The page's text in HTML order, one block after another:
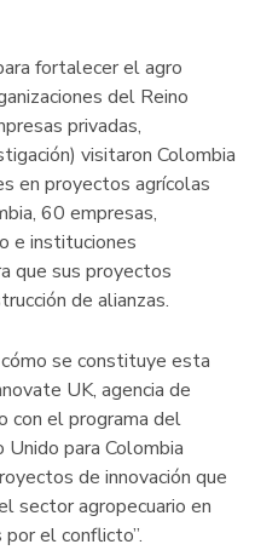
fortalecer el agro
del Reino
privadas,
visitaron Colombia
en proyectos agrícolas
60 empresas,
e instituciones
que sus proyectos
de alianzas.
se constituye esta
UK, agencia de
con el programa del
para Colombia
de innovación que
sector agropecuario en
el conflicto”.